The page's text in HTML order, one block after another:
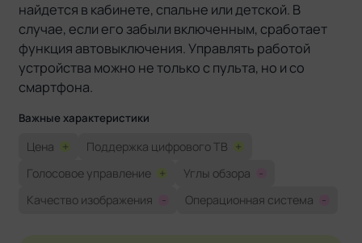
найдется в кабинете, спальне или детской. В
случае, если его забыли включенным, сработает
функция автовыключения. Управлять работой
устройства можно не только с пульта, но и со
смартфона.
Важные характеристики
Цена + Поддержка цифрового ТВ +
Голосовое управление + Углы обзора
-
Качество изображения
- Операционная система -